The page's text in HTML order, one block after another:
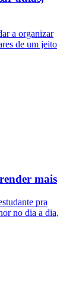
a organizar
de um jeito
mais
pra
no dia a dia,